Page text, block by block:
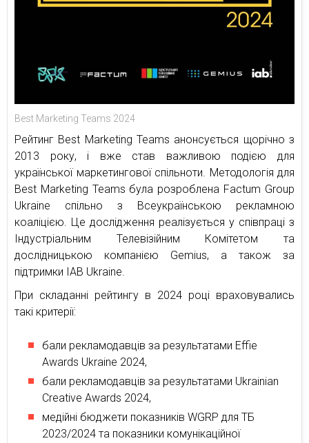
Best Marketing Teams 2024
Рейтинг Best Marketing Teams анонсується щорічно з
2013 року, і вже став важливою подією для
української маркетингової спільноти. Методологія для
Best Marketing Teams була розроблена Factum Group
Ukraine спільно з Всеукраїнською рекламною
коаліцією. Це дослідження реалізується у співпраці з
Індустріальним Телевізійним Комітетом та
дослідницькою компанією Gemius, а також за
підтримки IAB Ukraine.
При складанні рейтингу в 2024 році враховувались
такі критерії:
бали рекламодавців за результатами Effie
Awards Ukraine 2024,
бали рекламодавців за результатами Ukrainian
Creative Awards 2024,
медійні бюджети показників WGRP для ТБ
2023/2024 та показники комунікаційної